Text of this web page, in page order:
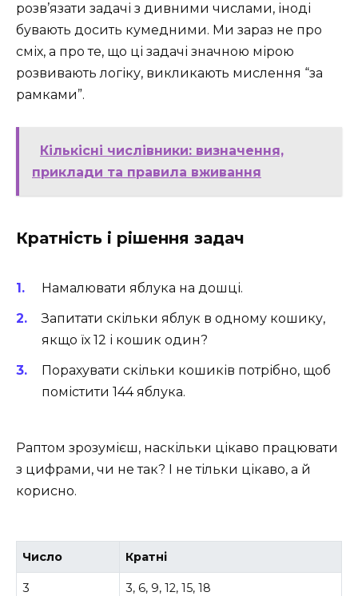
розв’язати задачі з дивними числами, іноді
бувають досить кумедними. Ми зараз не про
сміх, а про те, що ці задачі значною мірою
розвивають логіку, викликають мислення “за
рамками”.
Кількісні числівники: визначення,
приклади та правила вживання
Кратність і рішення задач
Намалювати яблука на дошці.
Запитати скільки яблук в одному кошику,
якщо їх 12 і кошик один?
Порахувати скільки кошиків потрібно, щоб
помістити 144 яблука.
Раптом зрозумієш, наскільки цікаво працювати
з цифрами, чи не так? І не тільки цікаво, а й
корисно.
Число Кратні
3 3, 6, 9, 12, 15, 18